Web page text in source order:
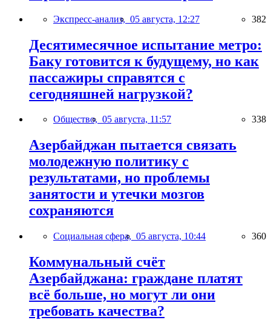
Экспресс-анализ, 05 августа, 12:27 382
Десятимесячное испытание метро:
Баку готовится к будущему, но как
пассажиры справятся с
сегодняшней нагрузкой?
Общество, 05 августа, 11:57 338
Азербайджан пытается связать
молодежную политику с
результатами, но проблемы
занятости и утечки мозгов
сохраняются
Социальная сфера, 05 августа, 10:44 360
Коммунальный счёт
Азербайджана: граждане платят
всё больше, но могут ли они
требовать качества?